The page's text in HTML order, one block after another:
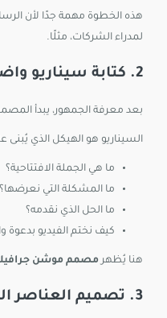
هذه الخطوة مهمة جدًا لأن
لمدراء الشركات، مثلًا.
2. كتابة سيناريو واضح وذكي
بعد معرفة الجمهور، يبدأ
السيناريو هو الهيكل الذي
ما هي الجملة الافتتاحية؟
ما المشكلة التي نعرضها؟
ما الحل الذي نقدمه؟
كيف نختم الفيديو بدعوة
هنا يُظهر مصمم موشن
3. تصميم العناصر البصرية المناسبة